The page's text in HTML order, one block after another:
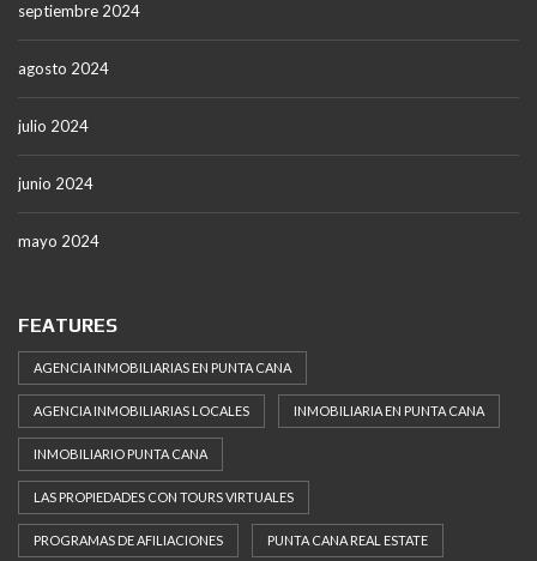
septiembre 2024
agosto 2024
julio 2024
junio 2024
mayo 2024
FEATURES
AGENCIA INMOBILIARIAS EN PUNTA CANA
AGENCIA INMOBILIARIAS LOCALES INMOBILIARIA EN PUNTA CANA
INMOBILIARIO PUNTA CANA
LAS PROPIEDADES CON TOURS VIRTUALES
PROGRAMAS DE AFILIACIONES PUNTA CANA REAL ESTATE